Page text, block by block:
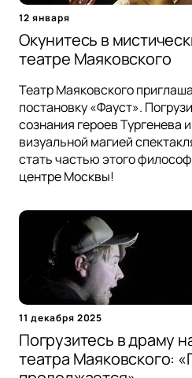
12 января
Окунитесь в
театре Маяковского
Театр Маяковского
постановку «Фауст».
сознания героев Тургенева
визуальной магией
стать частью этого
центре Москвы!
11 декабря 2025
Погрузитесь в драму
театра Маяковского: